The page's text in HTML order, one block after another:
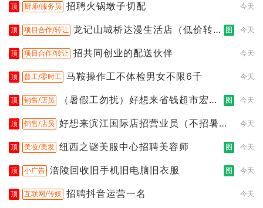
顶 厨师/服务员 招聘火锅墩子切配 今天
顶 项目合作/转让 龙记山城桥达漫生活店（低价转
图 今天
顶 项目合作/转让 招共同创业的配送伙伴 今天
顶 普工/零时工 马鞍操作工不体检男女不限6千 今天
顶 销售/店员
（暑假工勿扰）好想来省钱超市宏声
图 今天
顶 销售/店员 好想来滨江国际店招营业员（不招暑假
今天
顶 美妆/美发 纽西之谜美服中心招聘美容师 图 今天
顶 小广告 涪陵回收旧手机旧电脑旧衣服 图 今天
顶 互联网/传媒 招聘抖音运营一名 今天